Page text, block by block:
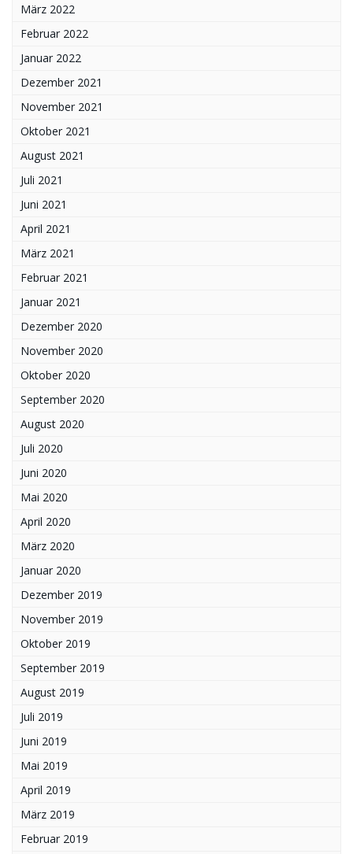
März 2022
Februar 2022
Januar 2022
Dezember 2021
November 2021
Oktober 2021
August 2021
Juli 2021
Juni 2021
April 2021
März 2021
Februar 2021
Januar 2021
Dezember 2020
November 2020
Oktober 2020
September 2020
August 2020
Juli 2020
Juni 2020
Mai 2020
April 2020
März 2020
Januar 2020
Dezember 2019
November 2019
Oktober 2019
September 2019
August 2019
Juli 2019
Juni 2019
Mai 2019
April 2019
März 2019
Februar 2019